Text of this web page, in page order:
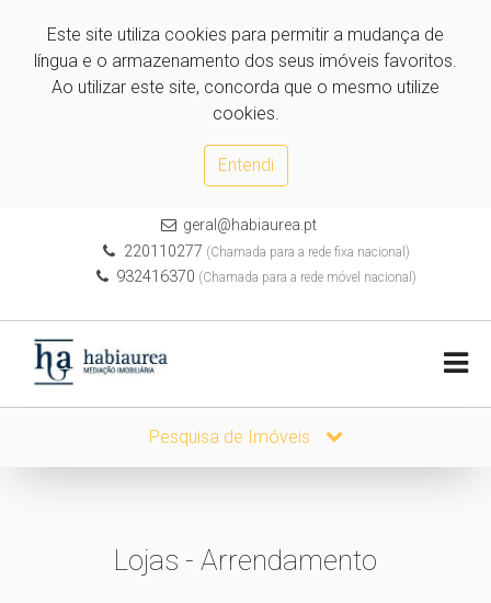
Este site utiliza cookies para permitir a mudança de
língua e o armazenamento dos seus imóveis favoritos.
Ao utilizar este site, concorda que o mesmo utilize
cookies.
Entendi
geral@habiaurea.pt
220110277 (Chamada para a rede fixa nacional)
932416370 (Chamada para a rede móvel nacional)
Pesquisa de Imóveis
Lojas - Arrendamento